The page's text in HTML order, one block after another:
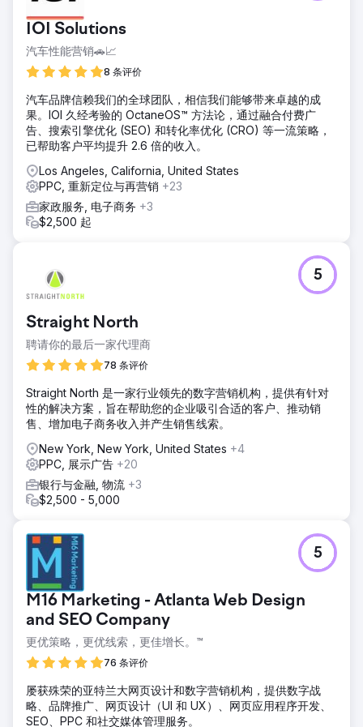
解决方案
个漂亮的新 WordPress 网站。
结果
客户对我们的计划的有效性感到震惊，他的团队每天都在开展
高质量的改造项目。客户报告称，该计划实施两年内收入增长
了 4 倍。
前往营销公司页面
IOI Solutions
汽车性能营销🚗📈
8 条评价
汽车品牌信赖我们的全球团队，相信我们能够带来卓越的成
果。IOI 久经考验的 OctaneOS™ 方法论，通过融合付费广
告、搜索引擎优化 (SEO) 和转化率优化 (CRO) 等一流策略，
已帮助客户平均提升 2.6 倍的收入。
Los Angeles, California, United States
PPC, 重新定位与再营销 +23
家政服务, 电子商务 +3
$2,500 起
Straight North
聘请你的最后一家代理商
78 条评价
5
Straight North 是一家行业领先的数字营销机构，提供有针对
性的解决方案，旨在帮助您的企业吸引合适的客户、推动销
售、增加电子商务收入并产生销售线索。
New York, New York, United States +4
PPC, 展示广告 +20
银行与金融, 物流 +3
$2,500 - 5,000
M16 Marketing - Atlanta Web Design
and SEO Company
更优策略，更优线索，更佳增长。™
76 条评价
5
屡获殊荣的亚特兰大网页设计和数字营销机构，提供数字战
略、品牌推广、网页设计（UI 和 UX）、网页应用程序开发、
SEO、PPC 和社交媒体管理服务。